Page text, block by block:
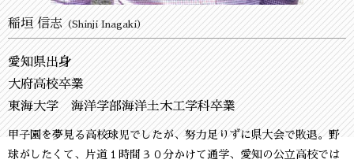
稲垣 信志（Shinji Inagaki）
愛知県出身
大府高校卒業
東海大学 海洋学部海洋土木工学科卒業
甲子園を夢見る高校球児でしたが、努力足りずに県大会で敗退。野
球がしたくて、片道１時間３０分かけて通学、愛知の公立高校では